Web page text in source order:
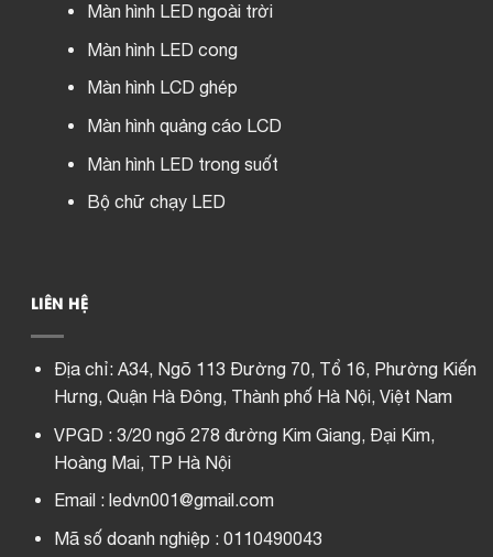
Màn hình LED ngoài trời
Màn hình LED cong
Màn hình LCD ghép
Màn hình quảng cáo LCD
Màn hình LED trong suốt
Bộ chữ chạy LED
LIÊN HỆ
Địa chỉ: A34, Ngõ 113 Đường 70, Tổ 16, Phường Kiến
Hưng, Quận Hà Đông, Thành phố Hà Nội, Việt Nam
VPGD : 3/20 ngõ 278 đường Kim Giang, Đại Kim,
Hoàng Mai, TP Hà Nội
Email : ledvn001@gmail.com
Mã số doanh nghiệp : 0110490043